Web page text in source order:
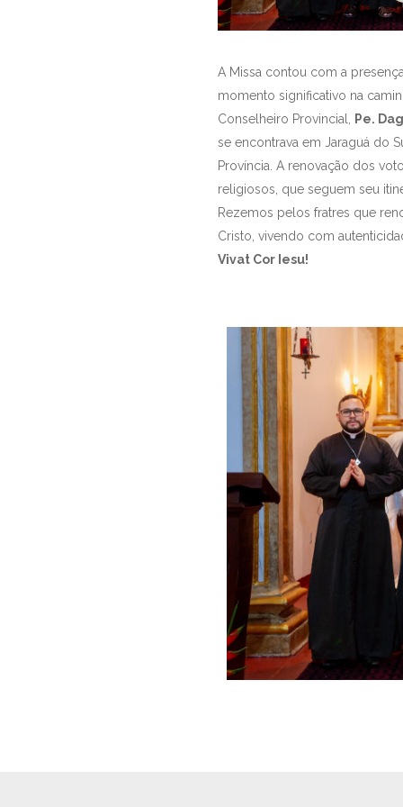
A Missa contou com a
momento significativo na
Conselheiro Provincial,
Pe.
se encontrava em Jaraguá do
Província. A renovação dos
religiosos, que seguem seu
Rezemos pelos fratres que
Cristo, vivendo com
Vivat Cor Iesu!